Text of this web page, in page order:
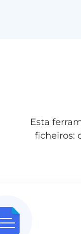
Esta
ficheiros: